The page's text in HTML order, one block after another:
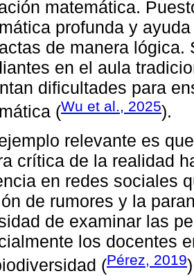
matemática.
profunda y
de manera
en el aula
dificultades para
(Wu et al., 2025).
relevante es
crítica de la realidad
en redes sociales
de rumores y la
de examinar las
los docentes
(Pérez, 2019